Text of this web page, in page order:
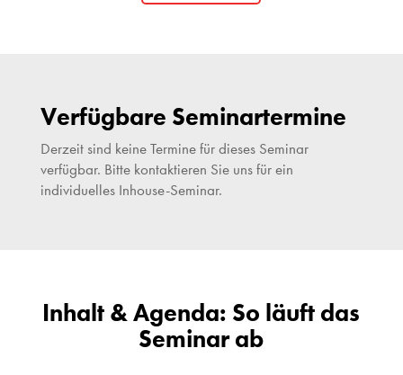
Verfügbare Seminartermine
Derzeit sind keine Termine für dieses Seminar
verfügbar. Bitte kontaktieren Sie uns für ein
individuelles Inhouse-Seminar.
Inhalt & Agenda: So läuft das
Seminar ab